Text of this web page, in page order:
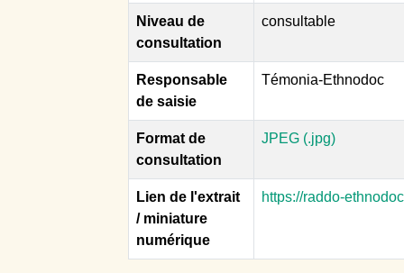
Niveau de
consultation
consultable
Responsable
de saisie
Témonia-Ethnodoc
Format de
consultation
JPEG (.jpg)
Lien de l'extrait
/ miniature
numérique
https://raddo-